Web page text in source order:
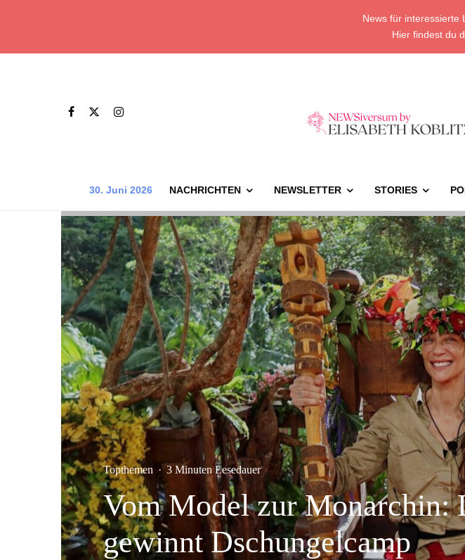
News für interessierte
Hier findest du
30. Juni 2026 NACHRICHTEN NEWSLETTER STORIES
Topthemen · 3 Minuten Lesedauer
Vom Model zur Monarchin:
gewinnt Dschungelcamp